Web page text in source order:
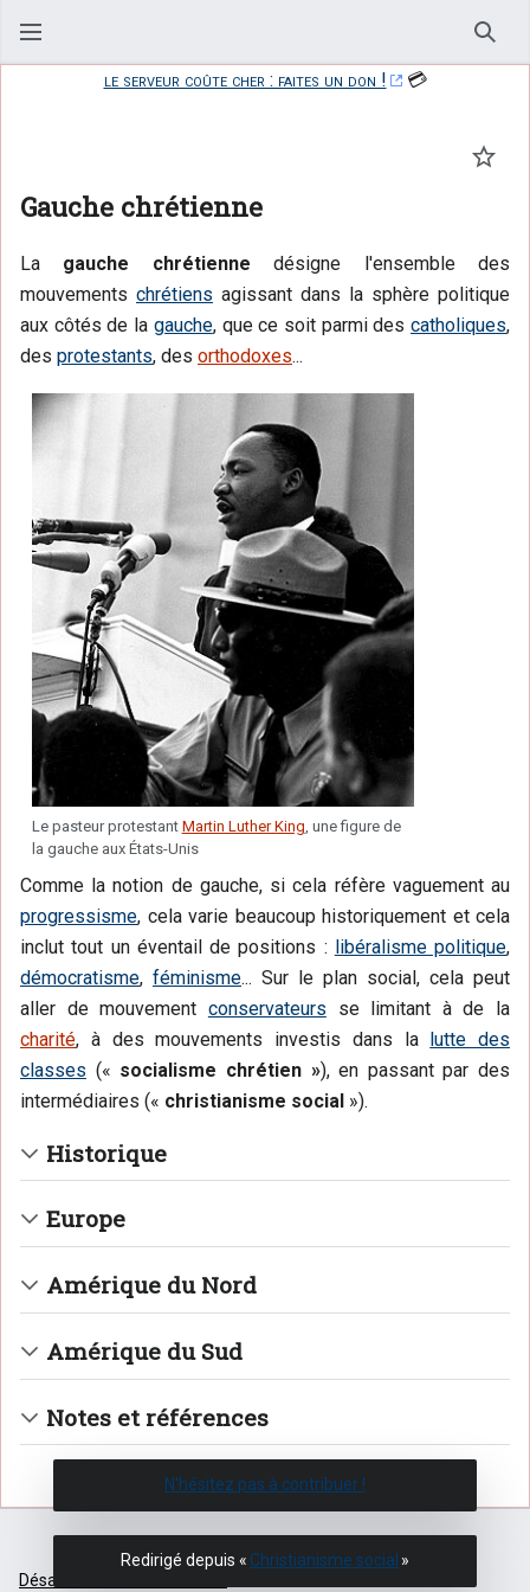
le serveur coûte cher : faites un don !
💳
Gauche chrétienne
La gauche chrétienne désigne l'ensemble des
mouvements chrétiens agissant dans la sphère politique
aux côtés de la gauche, que ce soit parmi descatholiques,
des protestants, des orthodoxes...
Le pasteur protestant Martin Luther King , une figure de
la gauche aux États-Unis
Comme la notion de gauche, si cela réfère vaguement au
progressisme, cela varie beaucoup historiquement et cela
inclut tout un éventail de positions : libéralisme politique,
démocratisme, féminisme... Sur le plan social, cela peut
aller de mouvement conservateurs se limitant à de la
charité, à des mouvements investis dans la lutte des
classes (« socialisme chrétien »), en passant par des
intermédiaires (« christianisme social »).
Historique
Europe
Amérique du Nord
Amérique du Sud
Notes et références
Désactiver la version mobile
N'hésitez pas à contribuer !
Redirigé depuis « Christianisme social »